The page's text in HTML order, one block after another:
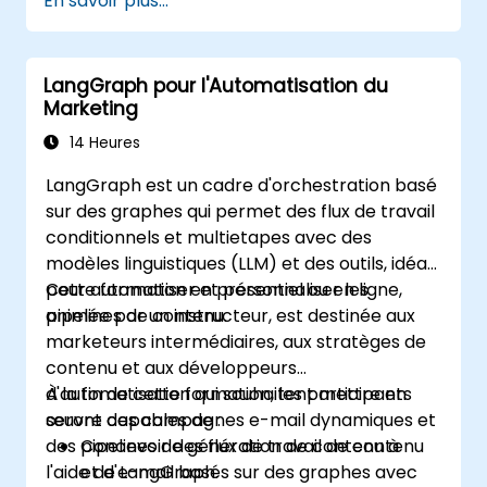
LangGraph pour l'Automatisation du
Marketing
14 Heures
LangGraph est un cadre d'orchestration basé
sur des graphes qui permet des flux de travail
conditionnels et multietapes avec des
modèles linguistiques (LLM) et des outils, idéal
pour automatiser et personnaliser les
pipelines de contenu.
Cette formation en présentiel ou en ligne,
animée par un instructeur, est destinée aux
marketeurs intermédiaires, aux stratèges de
contenu et aux développeurs
d'automatisation qui souhaitent mettre en
œuvre des campagnes e-mail dynamiques et
des pipelines de génération de contenu à
l'aide de LangGraph.
À la fin de cette formation, les participants
seront capables de :
Concevoir des flux de travail de contenu
et d'e-mail basés sur des graphes avec